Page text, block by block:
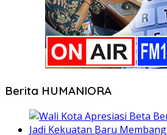
Berita HUMANIORA